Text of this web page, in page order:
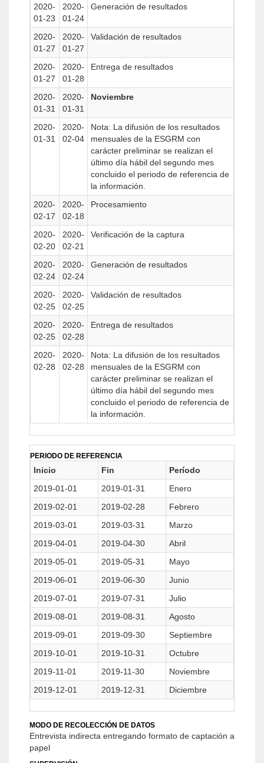
2020-
01-23
2020-
01-24
Generación de resultados
2020-
01-27
2020-
01-27
Validación de resultados
2020-
01-27
2020-
01-28
Entrega de resultados
2020-
01-31
2020-
01-31
Noviembre
2020-
01-31
2020-
02-04
Nota: La difusión de los resultados
mensuales de la ESGRM con
carácter preliminar se realizan el
último día hábil del segundo mes
concluido el periodo de referencia de
la información.
2020-
02-17
2020-
02-18
Procesamiento
2020-
02-20
2020-
02-21
Verificación de la captura
2020-
02-24
2020-
02-24
Generación de resultados
2020-
02-25
2020-
02-25
Validación de resultados
2020-
02-25
2020-
02-28
Entrega de resultados
2020-
02-28
2020-
02-28
Nota: La difusión de los resultados
mensuales de la ESGRM con
carácter preliminar se realizan el
último día hábil del segundo mes
concluido el periodo de referencia de
la información.
PERIODO DE REFERENCIA
Inicio Fin
Período
2019-01-01
2019-01-31
Enero
2019-02-01
2019-02-28
Febrero
2019-03-01
2019-03-31
Marzo
2019-04-01
2019-04-30
Abril
2019-05-01
2019-05-31
Mayo
2019-06-01
2019-06-30
Junio
2019-07-01
2019-07-31
Julio
2019-08-01
2019-08-31
Agosto
2019-09-01
2019-09-30
Septiembre
2019-10-01
2019-10-31
Octubre
2019-11-01
2019-11-30
Noviembre
2019-12-01
2019-12-31 Diciembre
MODO DE RECOLECCIÓN DE DATOS
Entrevista indirecta entregando formato de captación a
papel